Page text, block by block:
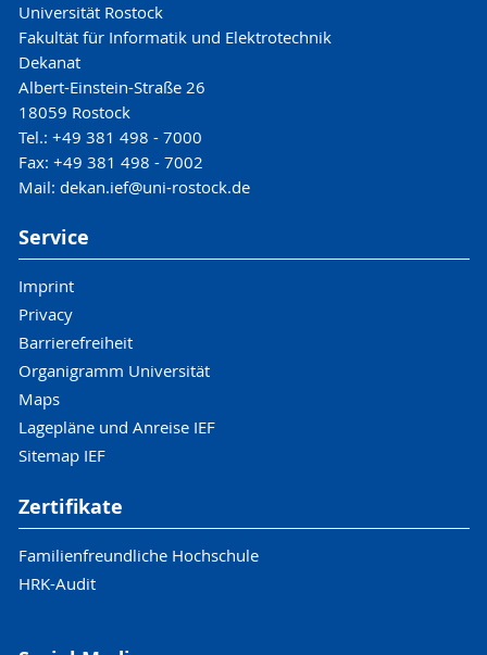
Universität Rostock
Fakultät für Informatik und Elektrotechnik
Dekanat
Albert-Einstein-Straße 26
18059 Rostock
Tel.: +49 381 498 - 7000
Fax: +49 381 498 - 7002
Mail: dekan.ief@uni-rostock.de
Service
Imprint
Privacy
Barrierefreiheit
Organigramm Universität
Maps
Lagepläne und Anreise IEF
Sitemap IEF
Zertifikate
Familienfreundliche Hochschule
HRK-Audit